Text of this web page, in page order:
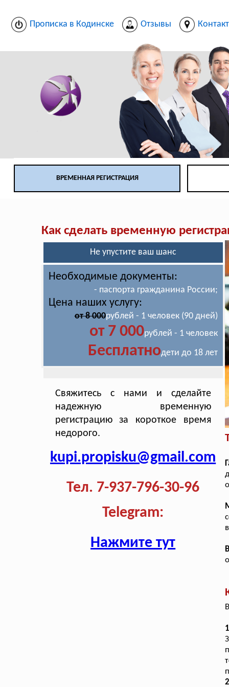
Прописка в Кодинске Отзывы
ВРЕМЕННАЯ РЕГИСТРАЦИЯ
Как сделать временную
Не упустите ваш шанс
Необходимые документы:
- паспорта гражданина России;
Цена наших услугу:
от 8 000рублей - 1 человек (90 дней)
от 7 000рублей - 1 человек
Бесплатнодети до 18 лет
Свяжитесь с нами и сделайте
надежную временную
регистрацию за короткое время
недорого.
kupi.propisku@gmail.com
Тел. 7-937-796-30-96
Telegram:
Нажмите тут